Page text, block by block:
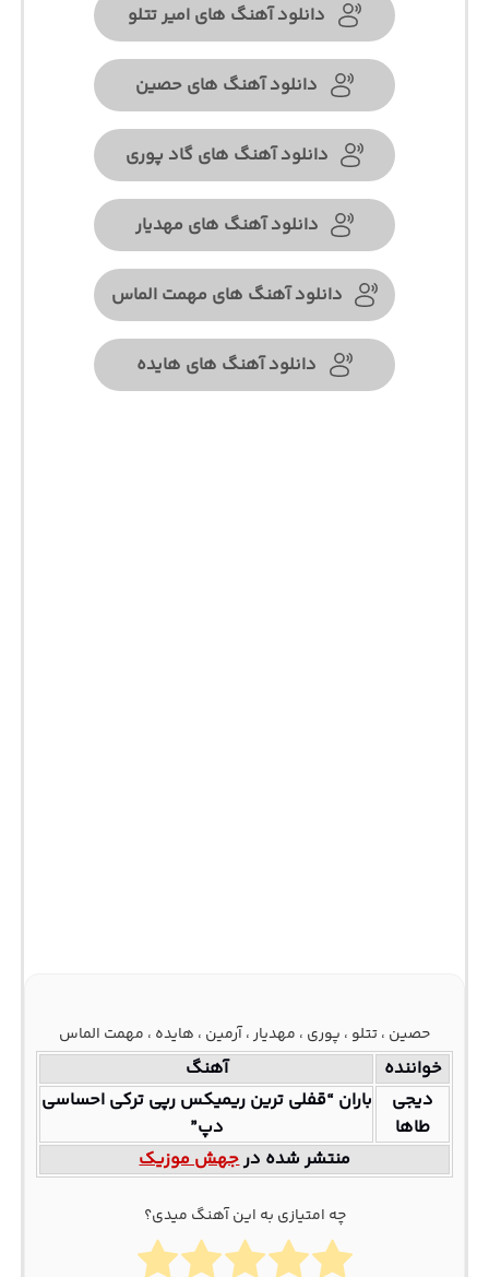
دانلود آهنگ های امیر تتلو
دانلود آهنگ های حصین
دانلود آهنگ های گاد پوری
دانلود آهنگ های مهدیار
دانلود آهنگ های مهمت الماس
دانلود آهنگ های هایده
حصین ، تتلو ، پوری ، مهدیار ، آرمین ، هایده ، مهمت الماس
خواننده
آهنگ
دیجی
طاها
باران “قفلی ترین ریمیکس رپی ترکی احساسی
دپ”
منتشر شده درجهش موزیک
چه امتیازی به این آهنگ میدی؟